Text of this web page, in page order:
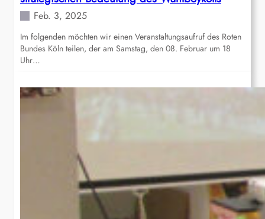
Feb. 3, 2025
Im folgenden möchten wir einen Veranstaltungsaufruf des Roten
Bundes Köln teilen, der am Samstag, den 08. Februar um 18
Uhr…